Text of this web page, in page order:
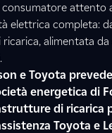
attento
elettrica completa:
alimentata
e Toyota
energetica di
di ricarica
Toyota e